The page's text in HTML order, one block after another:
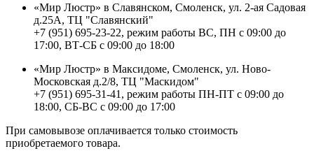
«Мир Люстр» в Славянском, Смоленск, ул. 2-ая Садовая
д.25А, ТЦ "Славянский"
+7 (951) 695-23-22, режим работы ВС, ПН с 09:00 до
17:00, ВТ-СБ с 09:00 до 18:00
«Мир Люстр» в Максидоме, Смоленск, ул. Ново-
Московская д.2/8, ТЦ "Маскидом"
+7 (951) 695-31-41, режим работы ПН-ПТ с 09:00 до
18:00, СБ-ВС с 09:00 до 17:00
При самовывозе оплачивается только стоимость
приобретаемого товара.